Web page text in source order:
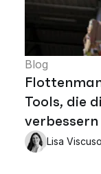
Blog
Tools, die
verbessern
Lisa Viscuso